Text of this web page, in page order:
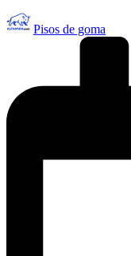
Publicado
por
Pisos de goma